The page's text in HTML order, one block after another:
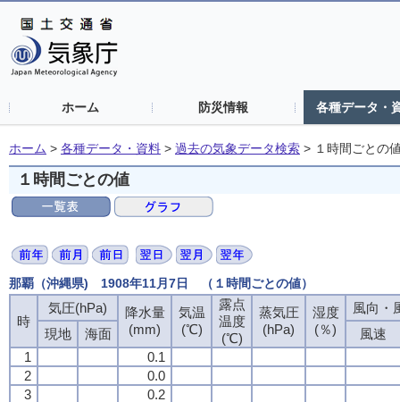
ホーム 防災情報 各種データ・
ホーム > 各種データ・資料 > 過去の気象データ検索 > １時間ごとの
１時間ごとの値
那覇（沖縄県) 1908年11月7日 （１時間ごとの値）
時
気圧(hPa)
降水量
(mm)
気温
(℃)
露点
温度
(℃)
蒸気圧
(hPa)
湿度
(％)
風向・
現地
海面
風速
1
0.1
2
0.0
3
0.2